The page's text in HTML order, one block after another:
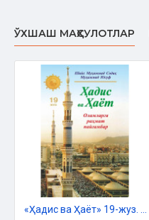
ЎХШАШ МАҲСУЛОТЛАР